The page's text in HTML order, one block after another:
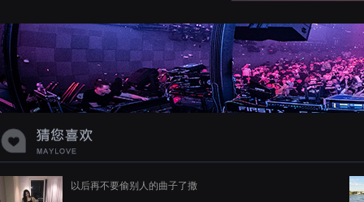
蝉爸爸妈妈爱存在夏天的风是想你的
声音啊
以后再不要偷别人的曲子了撒